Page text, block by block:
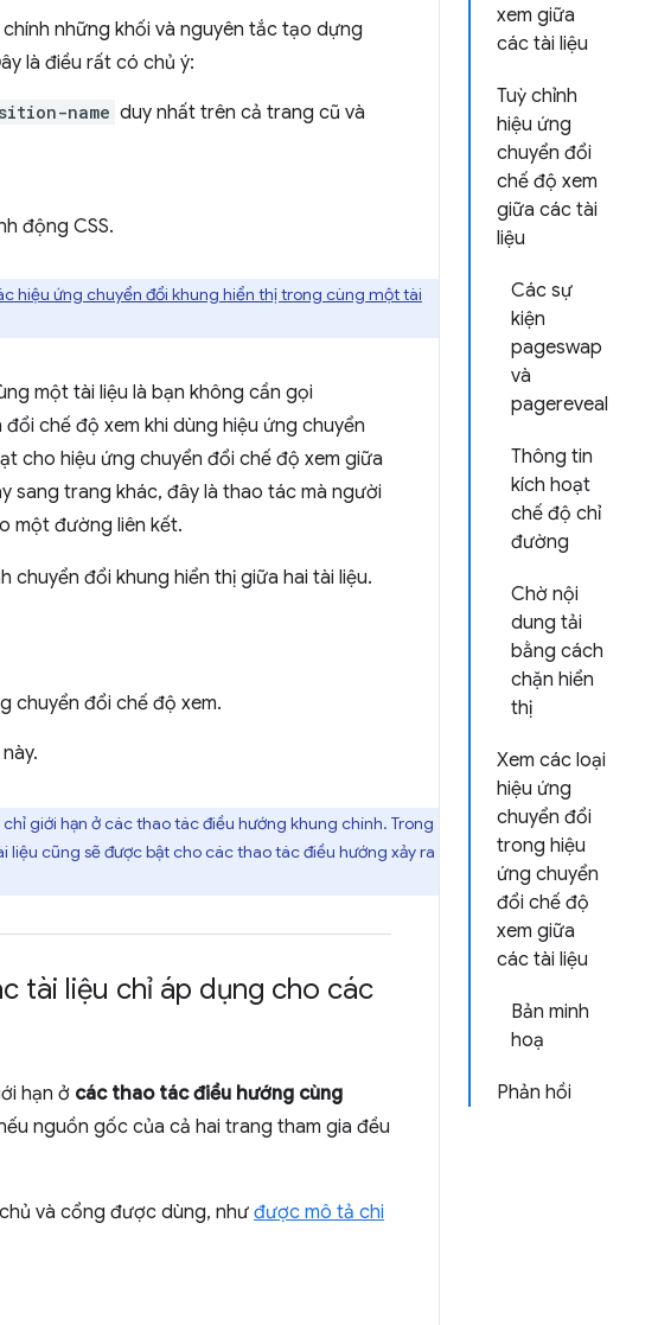
xem giữa
các tài liệu
Tuỳ chỉnh
hiệu ứng
chuyển đổi
chế độ xem
giữa các tài
liệu
Các sự
kiện
pageswap
và
pagereveal
Thông tin
kích hoạt
chế độ chỉ
đường
Chờ nội
dung tải
bằng cách
chặn hiển
thị
Xem các loại
hiệu ứng
chuyển đổi
trong hiệu
ứng chuyển
đổi chế độ
xem giữa
các tài liệu
Bản minh
hoạ
Phản hồi
những khối và nguyên tắc tạo dựng
là điều rất có chủ ý:
name duy nhất trên cả trang cũ và
động CSS.
hiệu ứng chuyển đổi khung hiển thị trong cùng một tài
một tài liệu là bạn không cần gọi
chế độ xem khi dùng hiệu ứng chuyển
cho hiệu ứng chuyển đổi chế độ xem giữa
sang trang khác, đây là thao tác mà người
một đường liên kết.
chuyển đổi khung hiển thị giữa hai tài liệu.
chuyển đổi chế độ xem.
giới hạn ở các thao tác điều hướng khung chính. Trong
cũng sẽ được bật cho các thao tác điều hướng xảy ra
tài liệu chỉ áp dụng cho các
hạn ở các thao tác điều hướng cùng
nguồn gốc của cả hai trang tham gia đều
và cổng được dùng, như được mô tả chi